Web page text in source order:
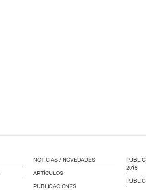
NOTICIAS / NOVEDADES
ARTÍCULOS
PUBLICACIONES
2015